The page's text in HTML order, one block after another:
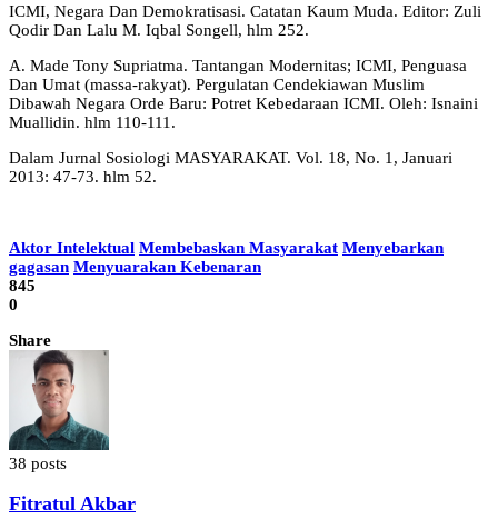
ICMI, Negara Dan Demokratisasi. Catatan Kaum Muda. Editor: Zuli
Qodir Dan Lalu M. Iqbal Songell, hlm 252.
A. Made Tony Supriatma. Tantangan Modernitas; ICMI, Penguasa
Dan Umat (massa-rakyat). Pergulatan Cendekiawan Muslim
Dibawah Negara Orde Baru: Potret Kebedaraan ICMI. Oleh: Isnaini
Muallidin. hlm 110-111.
Dalam Jurnal Sosiologi MASYARAKAT. Vol. 18, No. 1, Januari
2013: 47-73. hlm 52.
Aktor Intelektual Membebaskan Masyarakat Menyebarkan
gagasan Menyuarakan Kebenaran
845
0
Share
38 posts
Fitratul Akbar